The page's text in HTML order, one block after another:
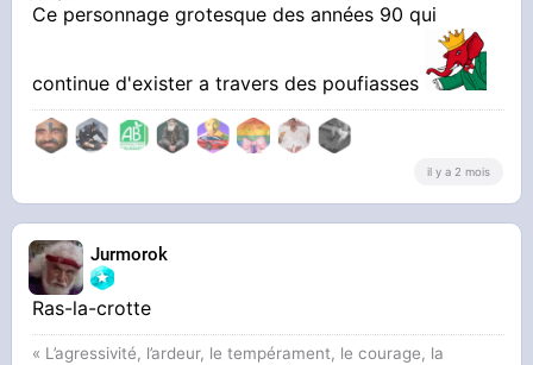
Ce personnage grotesque des années 90 qui
continue d'exister a travers des poufiasses
il y a 2 mois
Jurmorok
Ras-la-crotte
« L’agressivité, l’ardeur, le tempérament, le courage, la